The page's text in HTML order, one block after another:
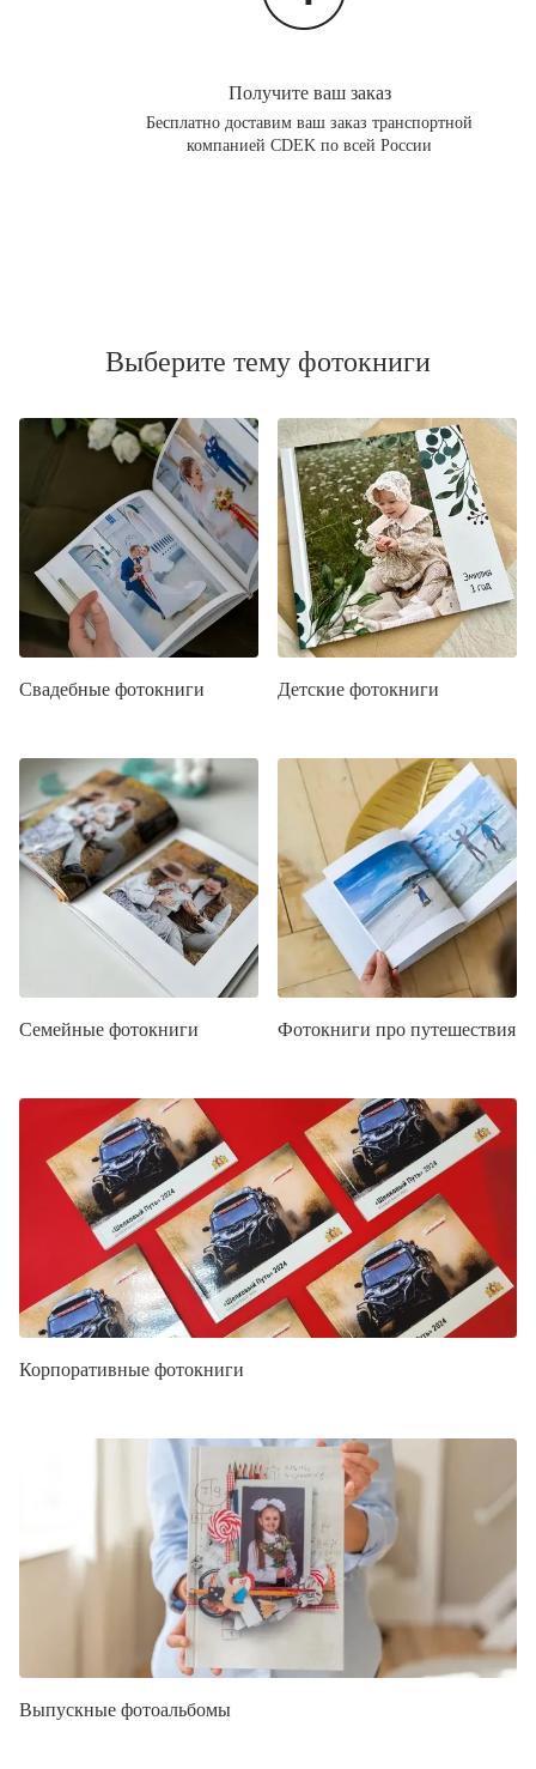
Получите ваш заказ
Бесплатно доставим ваш заказ транспортной
компанией CDEK по всей России
Выберите тему фотокниги
Свадебные фотокниги Детские фотокниги
Семейные фотокниги Фотокниги про путешествия
Корпоративные фотокниги
Выпускные фотоальбомы